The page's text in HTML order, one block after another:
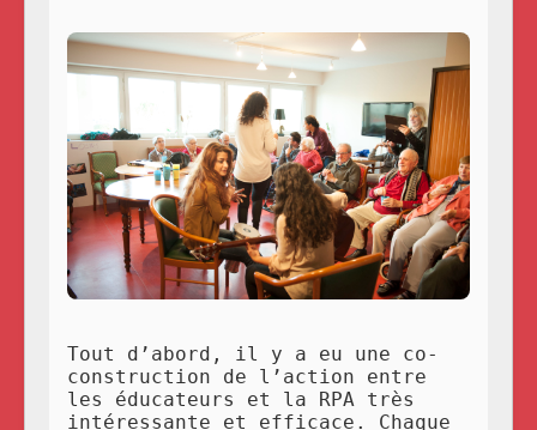
Tout d’abord, il y a eu une co-
construction de l’action entre
les éducateurs et la RPA très
intéressante et efficace. Chaque